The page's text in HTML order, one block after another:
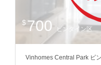
$700 ビンタイン区
Vinhomes Central Park ビ